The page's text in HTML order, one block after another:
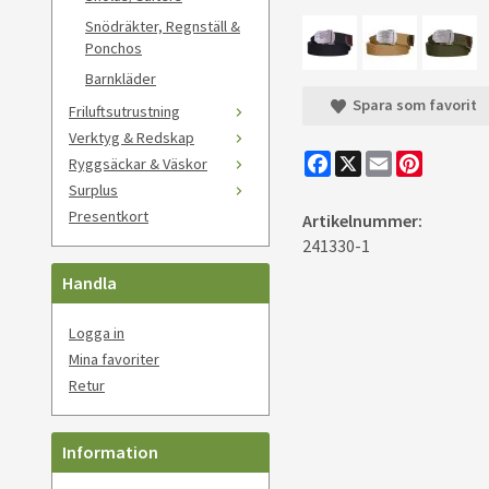
Snödräkter, Regnställ &
Ponchos
Barnkläder
Friluftsutrustning
Verktyg & Redskap
Ryggsäckar & Väskor
Surplus
Presentkort
Handla
Logga in
Mina favoriter
Retur
Information
Spara som favorit
Facebook
X Email
Artikelnummer:
241330-1